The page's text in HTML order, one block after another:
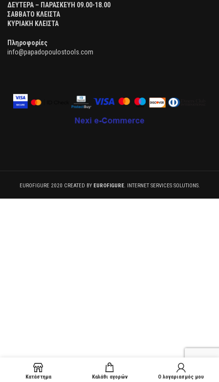
ΔΕΥΤΕΡΑ – ΠΑΡΑΣΚΕΥΗ 09.00-18.00
ΣΑΒΒΑΤΟ ΚΛΕΙΣΤΑ
ΚΥΡΙΑΚΗ ΚΛΕΙΣΤΑ
Πληροφορίες
info@papadopoulostools.com
EUROFIGURE 2020 CREATED BY EUROFIGURE. INTERNET SERVICES SOLUTIONS.
Κατάστημα Καλάθι αγορών Ο λογαριασμός μου